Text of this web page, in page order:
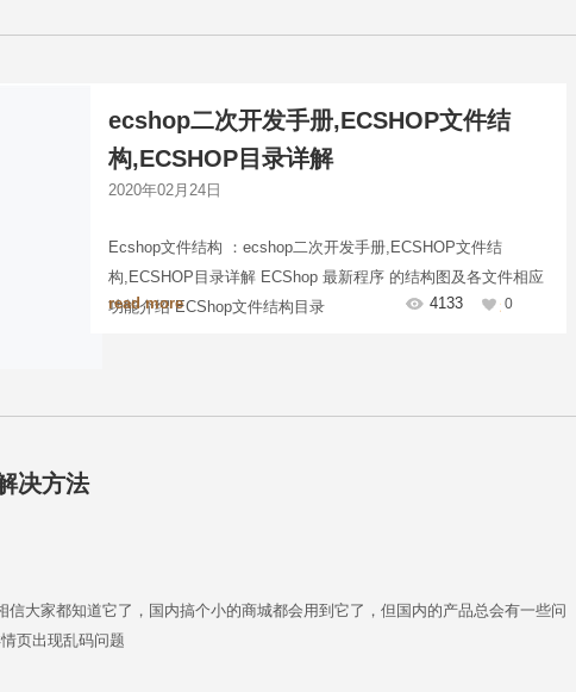
ecshop二次开发手册,ECSHOP文件结
构,ECSHOP目录详解
2020年02月24日
Ecshop文件结构 ：ecshop二次开发手册,ECSHOP文件结
构,ECSHOP目录详解 ECShop 最新程序 的结构图及各文件相应
功能介绍 ECShop文件结构目录
read more 0
4133
决方法
大家都知道它了，国内搞个小的商城都会用到它了，但国内的产品总会有一些问
页出现乱码问题